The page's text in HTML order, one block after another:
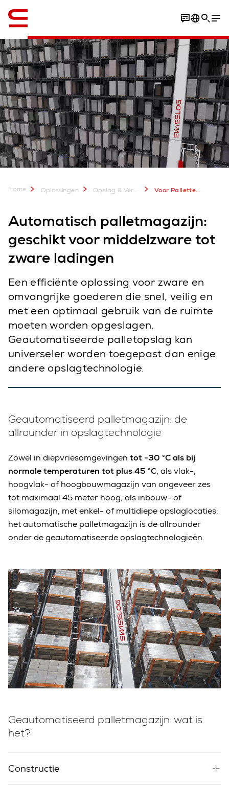
Wat is het
Home Oplossingen Opslag & Verwerking ASRS Voor Palletten & Zware Opslag
Automatisch palletmagazijn:
geschikt voor middelzware tot
zware ladingen
Een efficiënte oplossing voor zware en
omvangrijke goederen die snel, veilig en
met een optimaal gebruik van de ruimte
moeten worden opgeslagen.
Geautomatiseerde palletopslag kan
universeler worden toegepast dan enige
andere opslagtechnologie.
Geautomatiseerd palletmagazijn: de
allrounder in opslagtechnologie
Zowel in diepvriesomgevingen tot -30 °C als bij
normale temperaturen tot plus 45 °C, als vlak-,
hoogvlak- of hoogbouwmagazijn van ongeveer zes
tot maximaal 45 meter hoog, als inbouw- of
silomagazijn, met enkel- of multidiepe opslaglocaties:
het automatische palletmagazijn is de allrounder
onder de geautomatiseerde opslagtechnologieën.
Geautomatiseerd palletmagazijn: wat is
het?
Constructie